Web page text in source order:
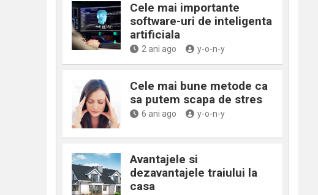
Cele mai importante
software-uri de inteligenta
artificiala
2 ani ago y-o-n-y
Cele mai bune metode ca
sa putem scapa de stres
6 ani ago y-o-n-y
Avantajele si
dezavantajele traiului la
casa